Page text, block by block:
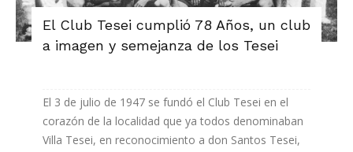
El Club Tesei cumplió 78 Años, un club
a imagen y semejanza de los Tesei
El 3 de julio de 1947 se fundó el Club Tesei en el
corazón de la localidad que ya todos denominaban
Villa Tesei, en reconocimiento a don Santos Tesei,